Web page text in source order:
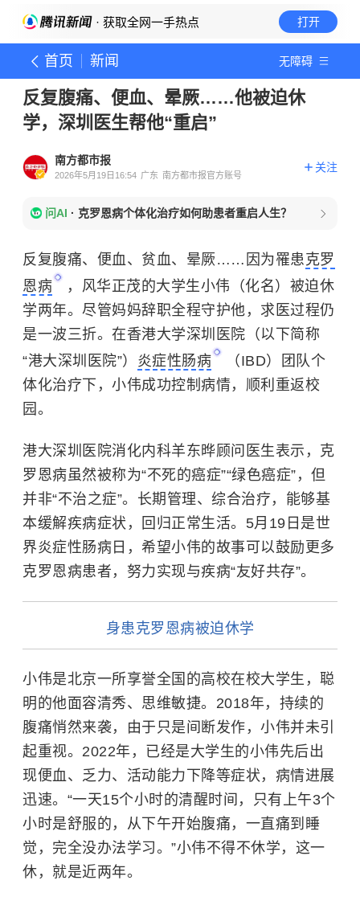
· 获取全网一手热点 打开
首页 新闻 无障碍
反复腹痛、便血、晕厥……他被迫休
学，深圳医生帮他“重启”
南方都市报
2026年5月19日16:54 广东 南方都市报官方账号
关注
问AI · 克罗恩病个体化治疗如何助患者重启人生？
反复腹痛、便血、贫血、晕厥……因为罹患克罗
恩病
，风华正茂的大学生小伟（化名）被迫休
学两年。尽管妈妈辞职全程守护他，求医过程仍
是一波三折。在香港大学深圳医院（以下简称
“港大深圳医院”） 炎症性肠病
（IBD）团队个
体化治疗下，小伟成功控制病情，顺利重返校
园。
港大深圳医院消化内科羊东晔顾问医生表示，克
罗恩病虽然被称为“不死的癌症”“绿色癌症”，但
并非“不治之症”。长期管理、综合治疗，能够基
本缓解疾病症状，回归正常生活。5月19日是世
界炎症性肠病日，希望小伟的故事可以鼓励更多
克罗恩病患者，努力实现与疾病“友好共存”。
身患克罗恩病被迫休学
小伟是北京一所享誉全国的高校在校大学生，聪
明的他面容清秀、思维敏捷。 2018年，持续的
腹痛悄然来袭，由于只是间断发作，小伟并未引
起重视。2022年，已经是大学生的小伟先后出
现便血、乏力、活动能力下降等症状，病情进展
迅速。“一天15个小时的清醒时间，只有上午3个
小时是舒服的，从下午开始腹痛，一直痛到睡
觉，完全没办法学习。”小伟不得不休学，这一
休，就是近两年。